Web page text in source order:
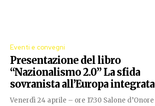
Eventi e convegni
Presentazione del libro
“Nazionalismo 2.0” La sfida
sovranista all’Europa integrata
Venerdì 24 aprile – ore 17:30 Salone d’Onore Carlo